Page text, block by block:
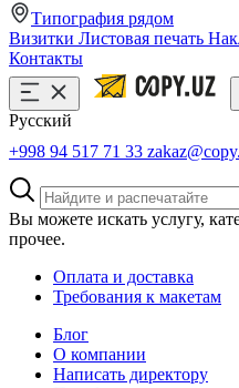
Типография рядом
Визитки Листовая печать
Контакты
Русский
+998 94 517 71 33
Вы можете искать услугу,
прочее.
Оплата и доставка
Требования к макетам
Блог
О компании
Написать директору